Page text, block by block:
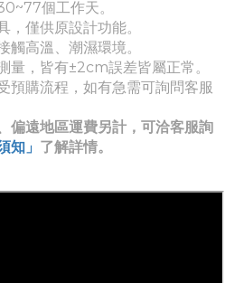
個工作天。
，僅供原設計功能。
觸高溫、潮濕環境。
量，皆有±2cm誤差皆屬正常。
預購流程，如有急需可詢問客服
偏遠地區運費另計，可洽客服詢
知」 了解詳情。